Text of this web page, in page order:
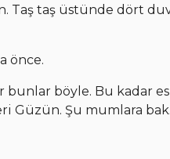
Taş taş üstünde dört
önce.
bunlar böyle. Bu kadar
Şu mumlara bak.